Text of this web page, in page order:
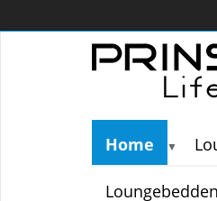
Home ▼
Loungebedden